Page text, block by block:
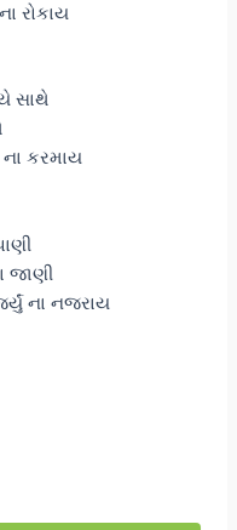
રોકાય
સાથે
ના કરમાય
જાણી
ના નજરાય